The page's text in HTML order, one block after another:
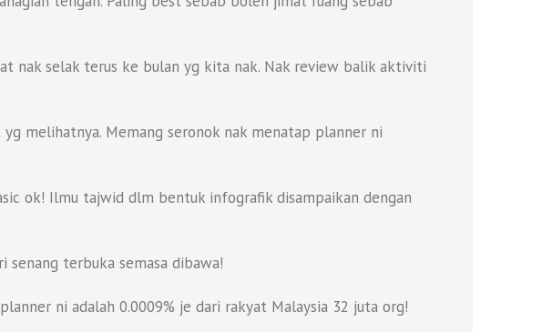
nak selak terus ke bulan yg kita nak. Nak review balik aktiviti
melihatnya. Memang seronok nak menatap planner ni
ok! Ilmu tajwid dlm bentuk infografik disampaikan dengan
senang terbuka semasa dibawa!
ni adalah 0.0009% je dari rakyat Malaysia 32 juta org!